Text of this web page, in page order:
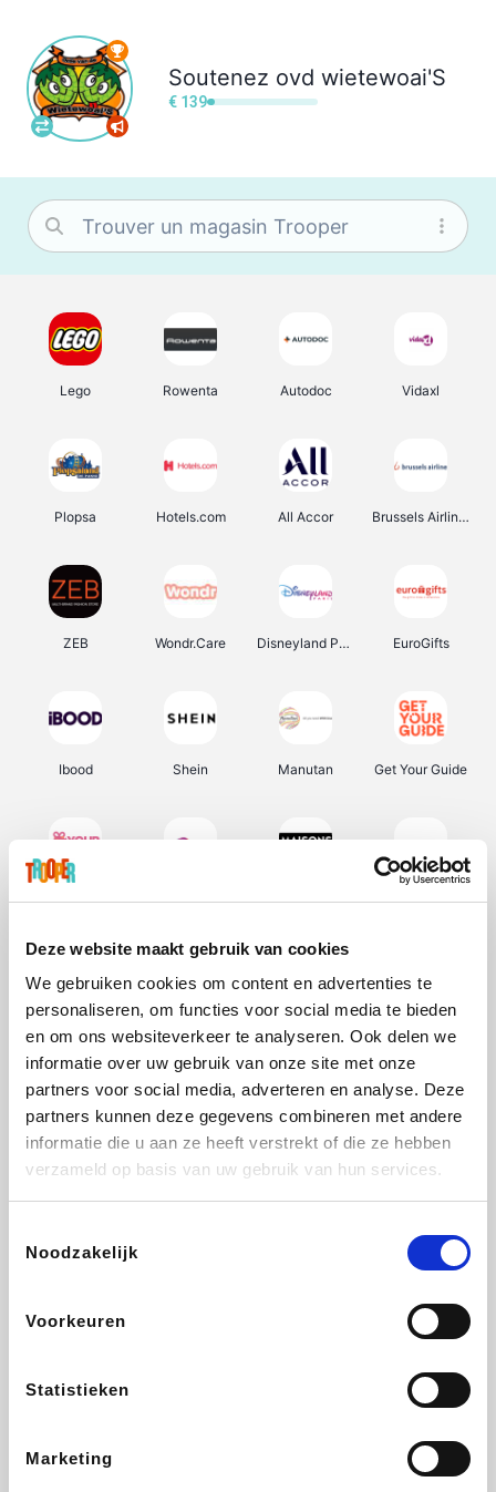
Deze website maakt gebruik van cookies
We gebruiken cookies om content en advertenties te
personaliseren, om functies voor social media te bieden
en om ons websiteverkeer te analyseren. Ook delen we
informatie over uw gebruik van onze site met onze
partners voor social media, adverteren en analyse. Deze
partners kunnen deze gegevens combineren met andere
informatie die u aan ze heeft verstrekt of die ze hebben
verzameld op basis van uw gebruik van hun services.
Noodzakelijk
Voorkeuren
Statistieken
Marketing
Soutenez ovd wietewoai'S
€ 139
Lego Rowenta Autodoc Vidaxl
Plopsa Hotels.com All Accor Brussels Airlines
ZEB Wondr.Care Disneyland Paris EuroGifts
Ibood Shein Manutan Get Your Guide
Weekendesk Sarenza Schiesser Interhome
Lufthansa
CheapTickets.be DeubaXXL